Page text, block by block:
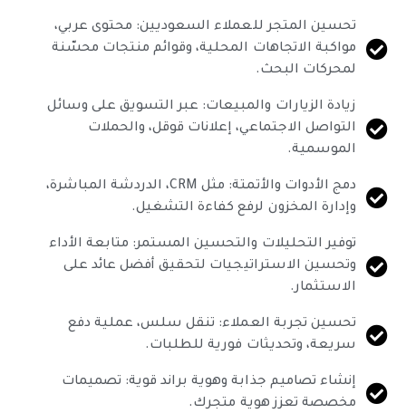
تحسين المتجر للعملاء السعوديين: محتوى عربي،
مواكبة الاتجاهات المحلية، وقوائم منتجات محسّنة
لمحركات البحث.
زيادة الزيارات والمبيعات: عبر التسويق على وسائل
التواصل الاجتماعي، إعلانات قوقل، والحملات
الموسمية.
دمج الأدوات والأتمتة: مثل CRM، الدردشة المباشرة،
وإدارة المخزون لرفع كفاءة التشغيل.
توفير التحليلات والتحسين المستمر: متابعة الأداء
وتحسين الاستراتيجيات لتحقيق أفضل عائد على
الاستثمار.
تحسين تجربة العملاء: تنقل سلس، عملية دفع
سريعة، وتحديثات فورية للطلبات.
إنشاء تصاميم جذابة وهوية براند قوية: تصميمات
مخصصة تعزز هوية متجرك.